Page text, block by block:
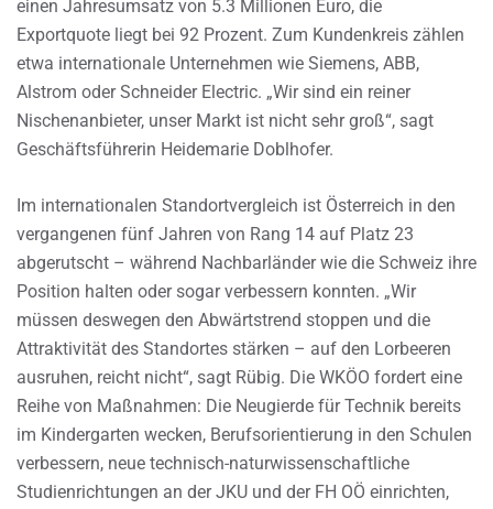
einen Jahresumsatz von 5.3 Millionen Euro, die
Exportquote liegt bei 92 Prozent. Zum Kundenkreis zählen
etwa internationale Unternehmen wie Siemens, ABB,
Alstrom oder Schneider Electric. „Wir sind ein reiner
Nischenanbieter, unser Markt ist nicht sehr groß“, sagt
Geschäftsführerin Heidemarie Doblhofer.
Im internationalen Standortvergleich ist Österreich in den
vergangenen fünf Jahren von Rang 14 auf Platz 23
abgerutscht – während Nachbarländer wie die Schweiz ihre
Position halten oder sogar verbessern konnten. „Wir
müssen deswegen den Abwärtstrend stoppen und die
Attraktivität des Standortes stärken – auf den Lorbeeren
ausruhen, reicht nicht“, sagt Rübig. Die WKÖO fordert eine
Reihe von Maßnahmen: Die Neugierde für Technik bereits
im Kindergarten wecken, Berufsorientierung in den Schulen
verbessern, neue technisch-naturwissenschaftliche
Studienrichtungen an der JKU und der FH OÖ einrichten,